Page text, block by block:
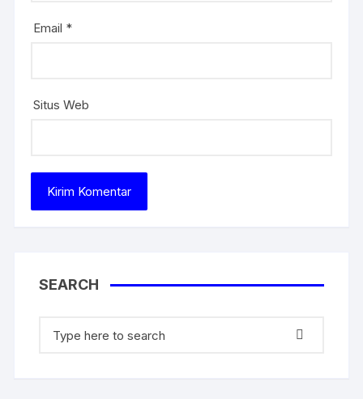
Email *
Situs Web
SEARCH